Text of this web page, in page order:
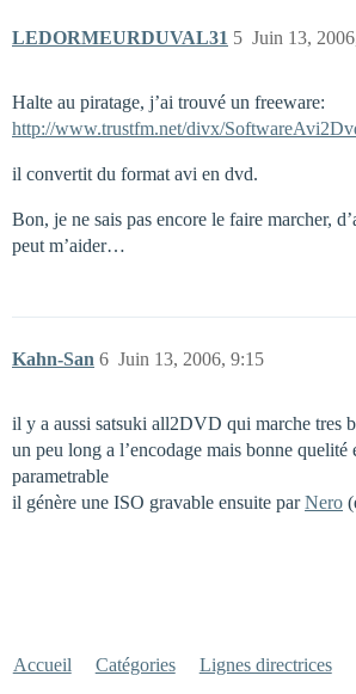
LEDORMEURDUVAL31 Juin 13,
5
Halte au piratage, j’ai trouvé un freeware:
http://www.trustfm.net/divx/
il convertit du format avi en dvd.
Bon, je ne sais pas encore le faire marcher,
peut m’aider…
Kahn-San Juin 13, 2006, 9:15
6
il y a aussi satsuki all2DVD qui marche tres
un peu long a l’encodage mais bonne quelité
parametrable
il génère une ISO gravable ensuite parNero
Accueil Catégories Lignes directrices